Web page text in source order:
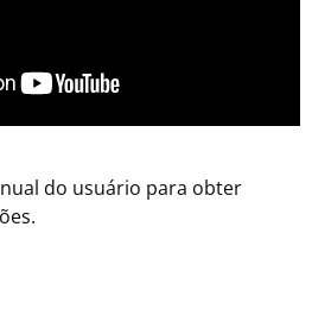
do usuário para obter